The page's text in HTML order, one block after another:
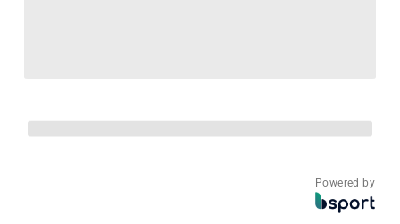
Powered by